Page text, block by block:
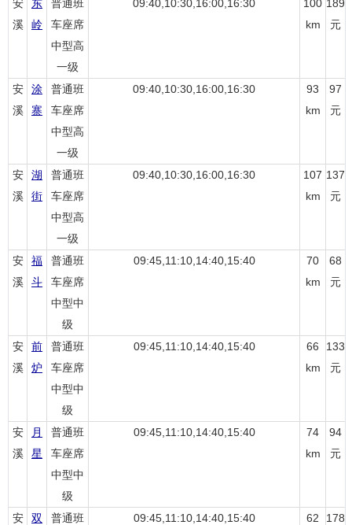
安
溪
东
岭
普通班
车座席
中型高
一级
09:40,10:30,16:00,16:30
100
km
189
元
安
溪
涂
寨
普通班
车座席
中型高
一级
09:40,10:30,16:00,16:30
93
km
97
元
安
溪
湖
街
普通班
车座席
中型高
一级
09:40,10:30,16:00,16:30
107
km
137
元
安
溪
福
斗
普通班
车座席
中型中
级
09:45,11:10,14:40,15:40
70
km
68
元
安
溪
前
炉
普通班
车座席
中型中
级
09:45,11:10,14:40,15:40
66
km
133
元
安
溪
月
星
普通班
车座席
中型中
级
09:45,11:10,14:40,15:40
74
km
94
元
安
双
普通班
09:45,11:10,14:40,15:40
62
178